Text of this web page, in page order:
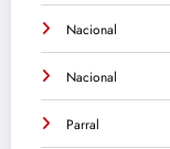
Nacional
Nacional
Parral